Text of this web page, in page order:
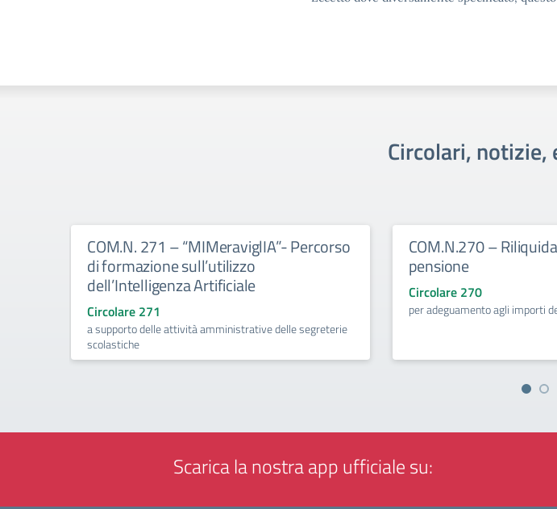
Circolari,
COM.N. 271 – “MIMeraviglIA”- Percorso
di formazione sull’utilizzo
dell’Intelligenza Artificiale
Circolare 271
a supporto delle attività amministrative delle segreterie
scolastiche
COM.N.270 –
pensione
Circolare 270
per adeguamento agli importi
Scarica la nostra app ufficiale su: